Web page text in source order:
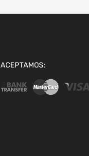
ACEPTAMOS: